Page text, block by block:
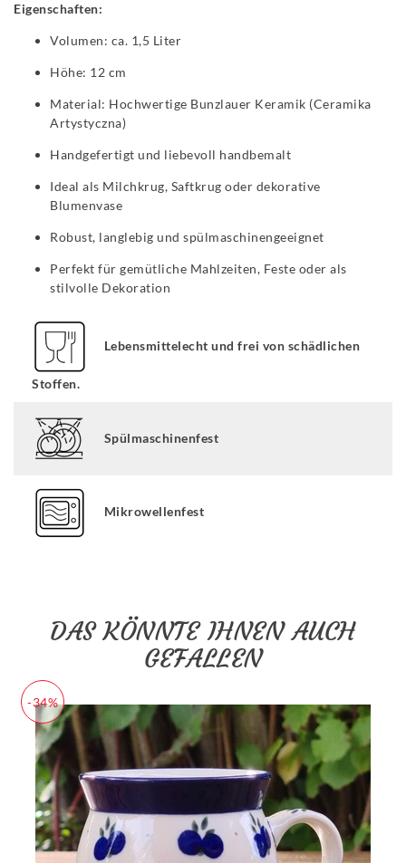
Eigenschaften:
Volumen: ca. 1,5 Liter
Höhe: 12 cm
Material: Hochwertige Bunzlauer Keramik (Ceramika
Artystyczna)
Handgefertigt und liebevoll handbemalt
Ideal als Milchkrug, Saftkrug oder dekorative
Blumenvase
Robust, langlebig und spülmaschinengeeignet
Perfekt für gemütliche Mahlzeiten, Feste oder als
stilvolle Dekoration
Lebensmittelecht und frei von schädlichen
Stoffen.
Spülmaschinenfest
Mikrowellenfest
DAS KÖNNTE IHNEN AUCH
GEFALLEN
-34%